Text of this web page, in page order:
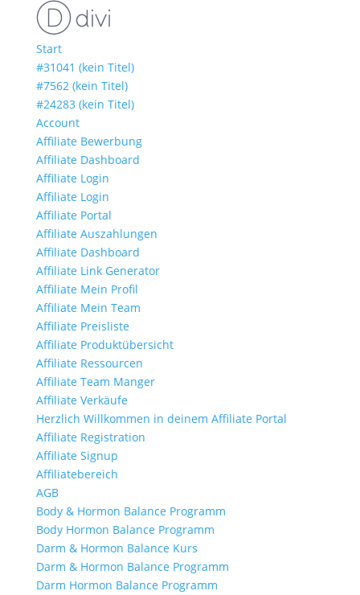
Start
#31041 (kein Titel)
#7562 (kein Titel)
#24283 (kein Titel)
Account
Affiliate Bewerbung
Affiliate Dashboard
Affiliate Login
Affiliate Login
Affiliate Portal
Affiliate Auszahlungen
Affiliate Dashboard
Affiliate Link Generator
Affiliate Mein Profil
Affiliate Mein Team
Affiliate Preisliste
Affiliate Produktübersicht
Affiliate Ressourcen
Affiliate Team Manger
Affiliate Verkäufe
Herzlich Willkommen in deinem Affiliate Portal
Affiliate Registration
Affiliate Signup
Affiliatebereich
AGB
Body & Hormon Balance Programm
Body Hormon Balance Programm
Darm & Hormon Balance Kurs
Darm & Hormon Balance Programm
Darm Hormon Balance Programm